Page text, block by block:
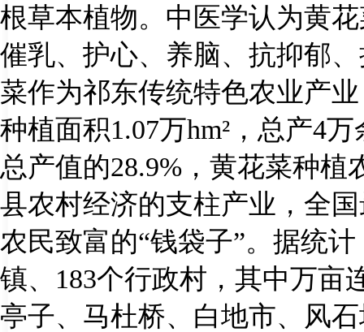
根草本植物。中医学认为黄
催乳、护心、养脑、抗抑郁
菜作为祁东传统特色农业产
种植面积1.07万hm²，总产4万
总产值的28.9% ，黄花菜种植
县农村经济的支柱产业，全
农民致富的“钱袋子”。据统
镇、 183个行政村，其中万亩
亭子、马杜桥、白地市、风